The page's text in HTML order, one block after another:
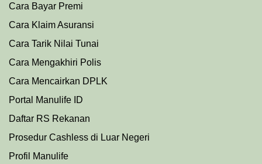
Cara Bayar Premi
Cara Klaim Asuransi
Cara Tarik Nilai Tunai
Cara Mengakhiri Polis
Cara Mencairkan DPLK
Portal Manulife ID
Daftar RS Rekanan
Prosedur Cashless di Luar Negeri
Profil Manulife